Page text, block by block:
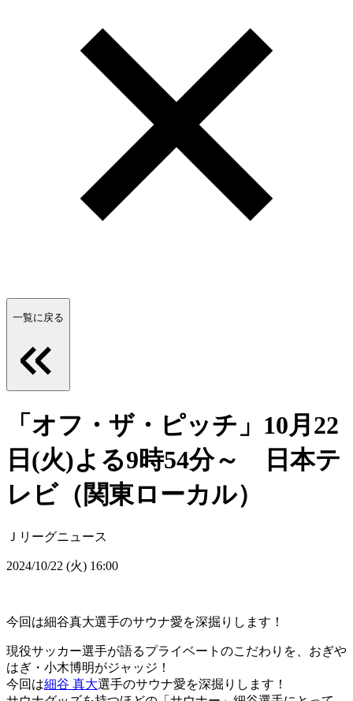
一覧に戻る
「オフ・ザ・ピッチ」10月22
日(火)よる9時54分～ 日本テ
レビ（関東ローカル）
Ｊリーグニュース
2024/10/22 (火) 16:00
今回は細谷真大選手のサウナ愛を深掘りします！
現役サッカー選手が語るプライベートのこだわりを、おぎや
はぎ・小木博明がジャッジ！
今回は細谷 真大選手のサウナ愛を深掘りします！